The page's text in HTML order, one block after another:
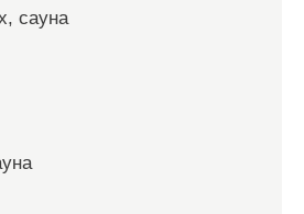
сауна